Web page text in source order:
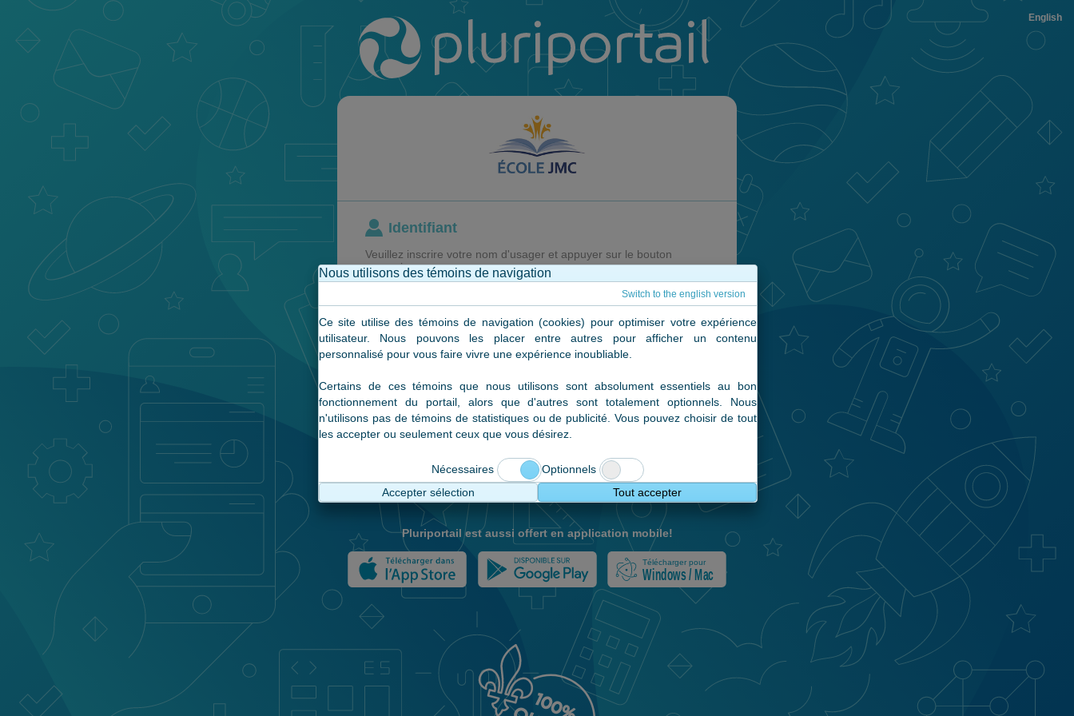
English
Identifiant
Veuillez inscrire votre nom d'usager et appuyer sur le bouton
poursuivre.
J'utilise un ordinateur privé
politique de protection des renseignements personnels.
Poursuivre
Oubli du nom d'usager?
Pluriportail est aussi offert en application mobile!
Télécharger pour
Windows / Mac
Nous utilisons des témoins de navigation
Switch to the english version
Ce site utilise des témoins de navigation (cookies) pour optimiser votre expérience
utilisateur. Nous pouvons les placer entre autres pour afficher un contenu
personnalisé pour vous faire vivre une expérience inoubliable.
Certains de ces témoins que nous utilisons sont absolument essentiels au bon
fonctionnement du portail, alors que d'autres sont totalement optionnels. Nous
n'utilisons pas de témoins de statistiques ou de publicité. Vous pouvez choisir de tout
les accepter ou seulement ceux que vous désirez.
Nécessaires
Optionnels
Accepter sélection
Tout accepter